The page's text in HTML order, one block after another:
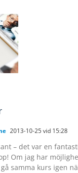
2013-10-25 vid 15:28
– det var en
Om jag har
samma kurs igen